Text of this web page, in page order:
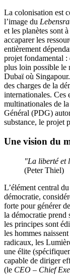
La colonisation est
l’image du
et les planètes sont
accaparer les
entièrement
projet fondamental :
plus loin possible le
Dubaï où
des charges de la
internationales. Ces
multinationales de la
Général (PDG)
substance, le projet
Une vision du
"La liberté et
(Peter Thiel)
L’élément central
démocratie,
forte pour générer
la démocratie prend
les principes sont
les hommes
radicaux, les
une élite
capable de diriger
(le CEO – Chief